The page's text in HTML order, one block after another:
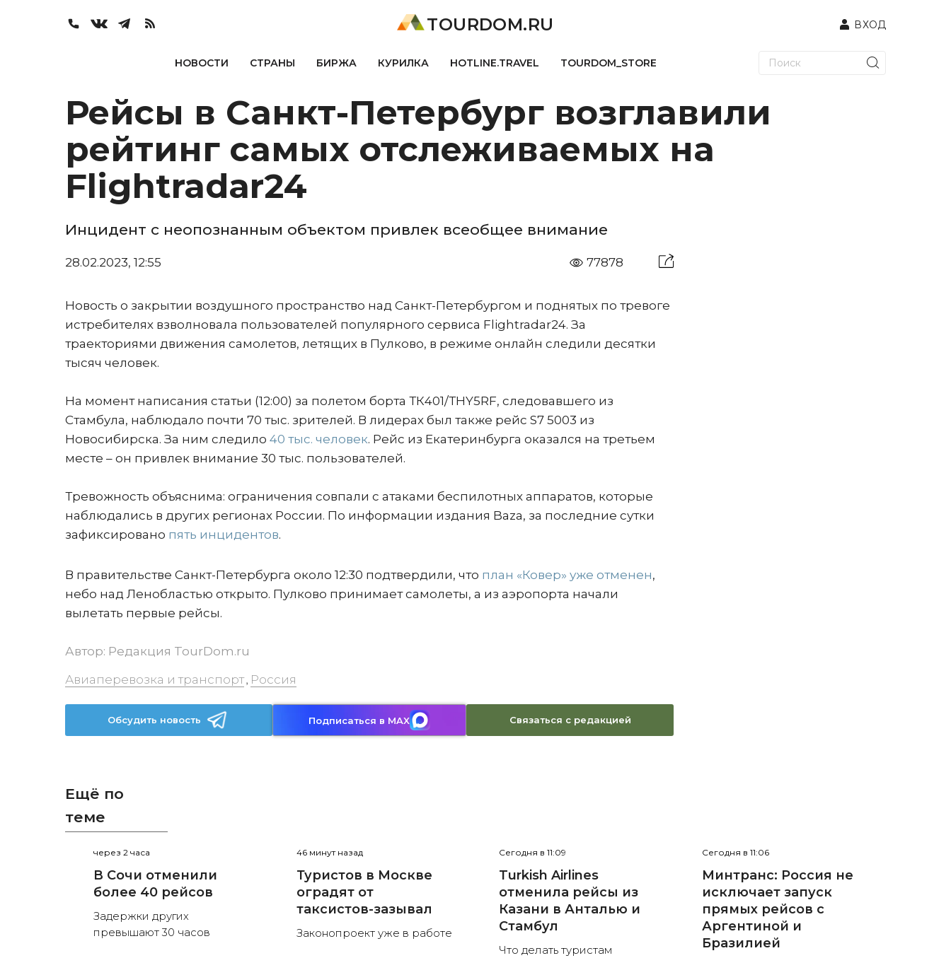
TOURDOM.RU ВХОД
НОВОСТИ СТРАНЫ БИРЖА КУРИЛКА HOTLINE.TRAVEL TOURDOM_STORE
Рейсы в Санкт-Петербург возглавили
рейтинг самых отслеживаемых на
Flightradar24
Инцидент с неопознанным объектом привлек всеобщее внимание
28.02.2023, 12:55 77878
Новость о закрытии воздушного пространство над Санкт-Петербургом и поднятых по тревоге
истребителях взволновала пользователей популярного сервиса Flightradar24. За
траекториями движения самолетов, летящих в Пулково, в режиме онлайн следили десятки
тысяч человек.
На момент написания статьи (12:00) за полетом борта ТК401/ТНY5RF, следовавшего из
Стамбула, наблюдало почти 70 тыс. зрителей. В лидерах был также рейс S7 5003 из
Новосибирска. За ним следило 40 тыс. человек. Рейс из Екатеринбурга оказался на третьем
месте – он привлек внимание 30 тыс. пользователей.
Тревожность объяснима: ограничения совпали с атаками беспилотных аппаратов, которые
наблюдались в других регионах России. По информации издания Baza, за последние сутки
зафиксировано пять инцидентов.
В правительстве Санкт-Петербурга около 12:30 подтвердили, что план «Ковер» уже отменен,
небо над Ленобластью открыто. Пулково принимает самолеты, а из аэропорта начали
вылетать первые рейсы.
Автор: Редакция TourDom.ru
Авиаперевозка и транспорт, Россия
Обсудить новость Подписаться в MAX Связаться с редакцией
Ещё по
теме
через 2 часа
В Сочи отменили
более 40 рейсов
Задержки других
превышают 30 часов
46 минут назад
Туристов в Москве
оградят от
таксистов-зазывал
Законопроект уже в работе
Сегодня в 11:09
Turkish Airlines
отменила рейсы из
Казани в Анталью и
Стамбул
Что делать туристам
Сегодня в 11:06
Минтранс: Россия не
исключает запуск
прямых рейсов с
Аргентиной и
Бразилией